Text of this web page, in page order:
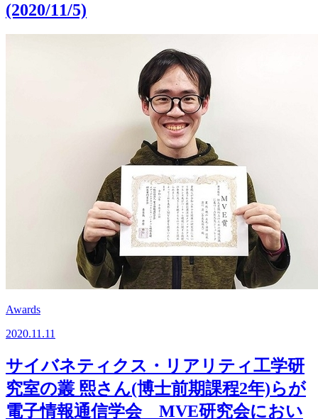
(2020/11/5)
Awards
2020.11.11
サイバネティクス・リアリティ工学研
究室の叢 熙さん(博士前期課程2年)らが
電子情報通信学会 MVE研究会におい